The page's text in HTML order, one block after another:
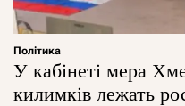
Політика
У кабінеті мера
килимків лежать